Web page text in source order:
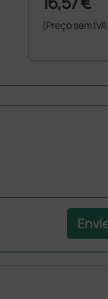
(Preço sem